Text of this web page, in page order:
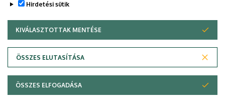
Adatvédelem
Szerzői jog © 2026 Unideb
Hirdetési sütik
KIVÁLASZTOTTAK MENTÉSE
ÖSSZES ELUTASÍTÁSA
WITHDRAW CONSENT
ÖSSZES ELFOGADÁSA